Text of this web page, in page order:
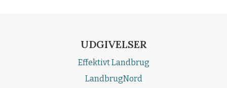
UDGIVELSER
Effektivt Landbrug
LandbrugNord